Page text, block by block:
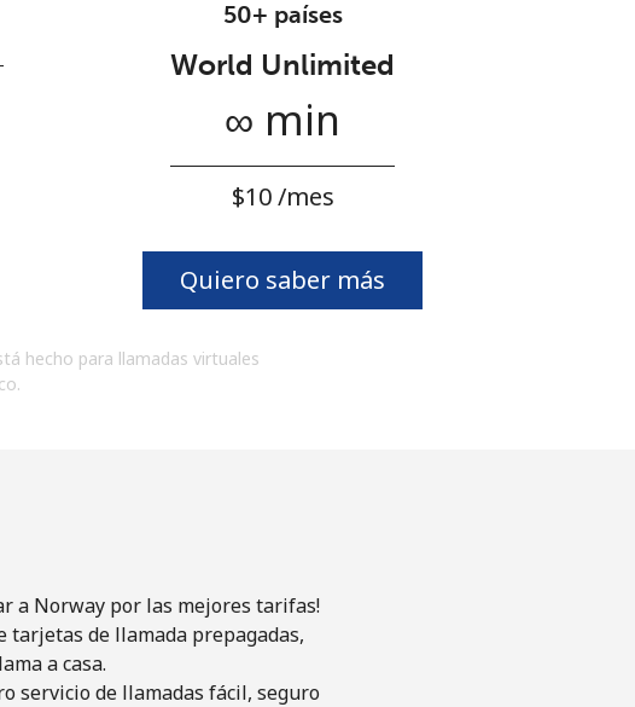
50+ países
World Unlimited
∞ min
⁦$10⁩ /mes
Quiero saber más
hecho para llamadas virtuales
a Norway por las mejores tarifas!
tarjetas de llamada prepagadas,
a casa.
servicio de llamadas fácil, seguro